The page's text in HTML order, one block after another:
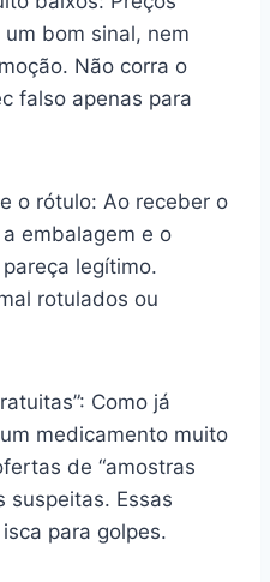
bom sinal, nem
Não corra o
falso apenas para
o rótulo: Ao receber o
embalagem e o
legítimo.
rotulados ou
Como já
medicamento muito
de “amostras
suspeitas. Essas
para golpes.